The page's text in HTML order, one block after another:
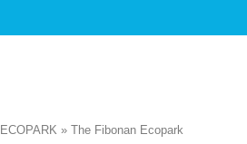
» The Fibonan Ecopark